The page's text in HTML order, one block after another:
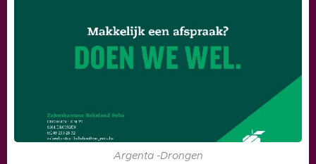
Argenta -Drongen